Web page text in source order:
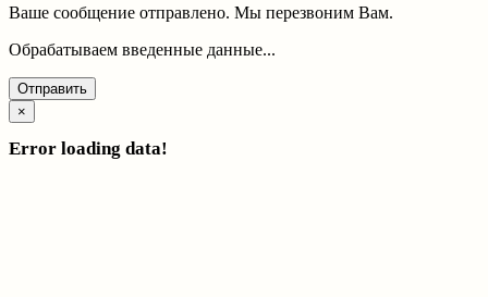
Ваше сообщение отправлено. Мы перезвоним Вам.
Обрабатываем введенные данные...
Отправить
×
Error loading data!